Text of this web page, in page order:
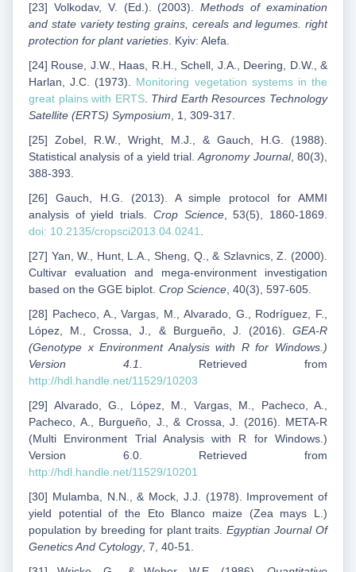
[23] Volkodav, V. (Ed.). (2003).Methods of examination
and state variety testing grains, cereals and legumes. right
protection for plant varieties . Kyiv: Alefa.
[24] Rouse, J.W., Haas, R.H., Schell, J.A., Deering, D.W., &
Harlan, J.C. (1973). Monitoring vegetation systems in the
great plains with ERTS. Third Earth Resources Technology
Satellite (ERTS) Symposium , 1, 309-317.
[25] Zobel, R.W., Wright, M.J., & Gauch, H.G. (1988).
Statistical analysis of a yield trial.Agronomy Journal, 80(3),
388-393.
[26] Gauch, H.G. (2013). A simple protocol for AMMI
analysis of yield trials. Crop Science, 53(5), 1860-1869.
doi: 10.2135/cropsci2013.04.0241
[27] Yan, W., Hunt, L.A., Sheng, Q., & Szlavnics, Z. (2000).
Cultivar evaluation and mega-environment investigation
based on the GGE biplot. Crop Science , 40(3), 597-605.
[28] Pacheco, A., Vargas, M., Alvarado, G., Rodríguez, F.,
López, M., Crossa, J., & Burgueño, J. (2016). GEA-R
(Genotype x Environment Analysis with R for Windows.)
Version 4.1
. Retrieved from
http://hdl.handle.net/11529/10203
[29] Alvarado, G., López, M., Vargas, M., Pacheco, A.,
Pacheco, A., Burgueño, J., & Crossa, J. (2016). META-R
(Multi Environment Trial Analysis with R for Windows.)
Version 6.0. Retrieved from
http://hdl.handle.net/11529/10201
[30] Mulamba, N.N., & Mock, J.J. (1978). Improvement of
yield potential of the Eto Blanco maize (Zea mays L.)
population by breeding for plant traits.Egyptian Journal Of
Genetics And Cytology, 7, 40-51.